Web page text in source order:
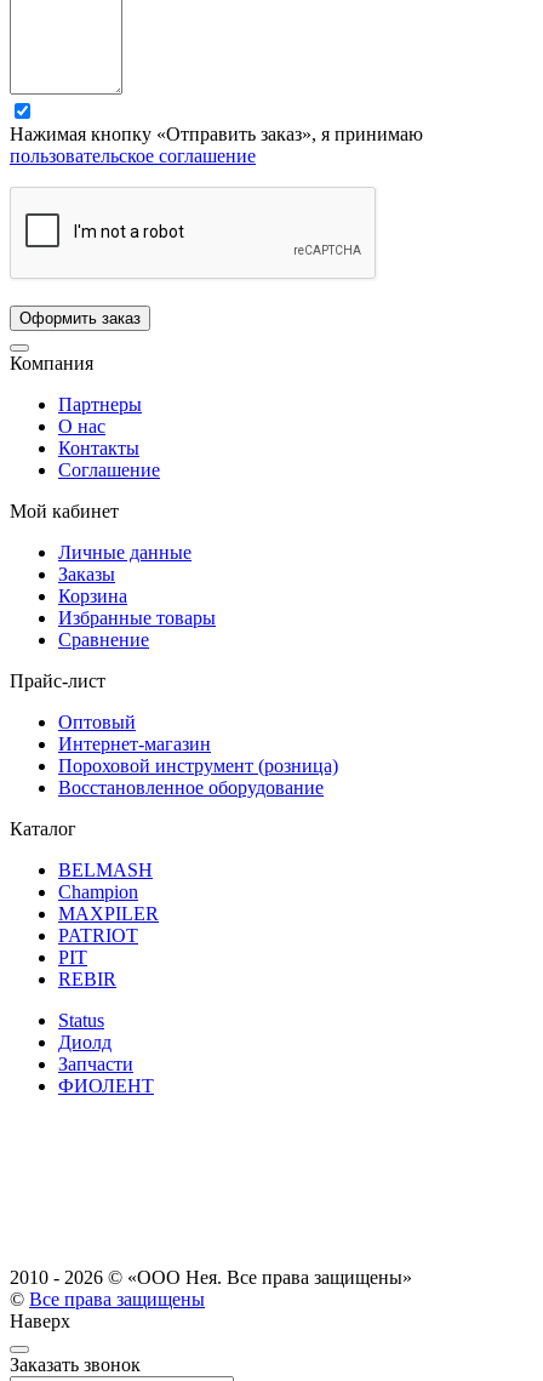
Нажимая кнопку «Отправить заказ», я принимаю
пользовательское соглашение
Компания
Партнеры
О нас
Контакты
Соглашение
Мой кабинет
Личные данные
Заказы
Корзина
Избранные товары
Сравнение
Прайс-лист
Оптовый
Интернет-магазин
Пороховой инструмент (розница)
Восстановленное оборудование
Каталог
BELMASH
Champion
MAXPILER
PATRIOT
PIT
REBIR
Status
Диолд
Запчасти
ФИОЛЕНТ
2010 - 2026 © «ООО Нея. Все права защищены»
© Все права защищены
Наверх
Заказать звонок